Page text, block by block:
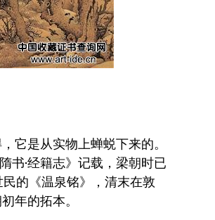
是从实物上蝉蜕下来的。
书·经籍志》记载，梁朝时已
的《温泉铭》，清末在敦
年的拓本。